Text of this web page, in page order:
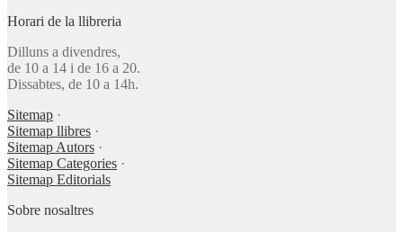
Horari de la llibreria
Dilluns a divendres,
de 10 a 14 i de 16 a 20.
Dissabtes, de 10 a 14h.
Sitemap ·
Sitemap llibres ·
Sitemap Autors ·
Sitemap Categories ·
Sitemap Editorials
Sobre nosaltres